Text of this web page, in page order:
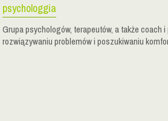
psychologgia
Grupa psychologów, terapeutów, a także
rozwiązywaniu problemów i poszukiwaniu